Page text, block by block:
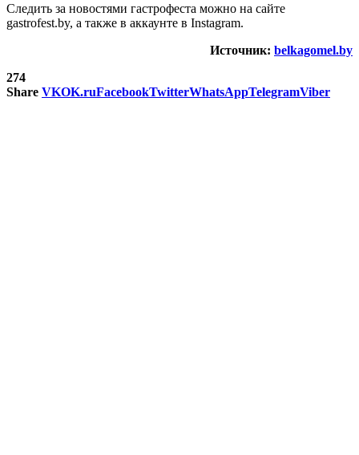
Следить за новостями гастрофеста можно на сайте
gastrofest.by, а также в аккаунте в Instagram.
Источник: belkagomel.by
274
Share VKOK.ruFacebookTwitterWhatsAppTelegramViber